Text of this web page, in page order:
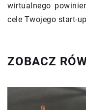
wirtualnego
cele Twojego start-
ZOBACZ